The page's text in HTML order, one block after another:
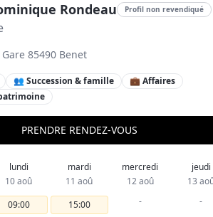
Rondeau Profil non revendiqué
85490 Benet
👥 Succession & famille
💼 Affaires
PRENDRE RENDEZ-VOUS
lundi
10 aoû
09:00
mardi
11 aoû
15:00
mercredi
12 aoû
-
jeudi
13
-